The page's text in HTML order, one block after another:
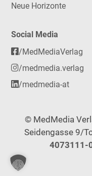
Neue Horizonte
Social Media
/MedMediaVerlag
/medmedia.verlag
/medmedia-at
© MedMedia
Seidengasse 9/
4073111-